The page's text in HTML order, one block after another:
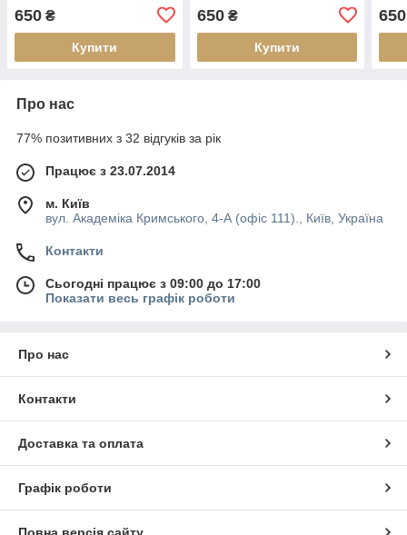
650 ₴
Купити
650₴
Купити
650
Про нас
77% позитивних з 32 відгуків за рік
Працює з 23.07.2014
м. Київ
вул. Академіка Кримського, 4-А (офіс 111)., Київ, Україна
Контакти
Сьогодні працює з 09:00 до 17:00
Показати весь графік роботи
Про нас
Контакти
Доставка та оплата
Графік роботи